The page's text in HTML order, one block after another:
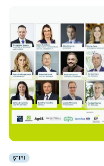
ȘTIRI